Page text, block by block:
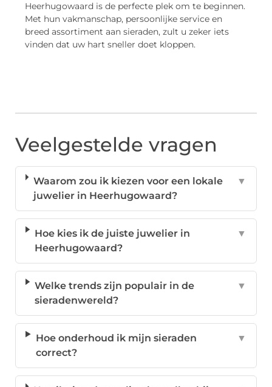
Heerhugowaard is de perfecte plek om te beginnen.
Met hun vakmanschap, persoonlijke service en
breed assortiment aan sieraden, zult u zeker iets
vinden dat uw hart sneller doet kloppen.
Veelgestelde vragen
Waarom zou ik kiezen voor een lokale
juwelier in Heerhugowaard?
▼
Hoe kies ik de juiste juwelier in
Heerhugowaard?
▼
Welke trends zijn populair in de
sieradenwereld?
▼
Hoe onderhoud ik mijn sieraden
correct?
▼